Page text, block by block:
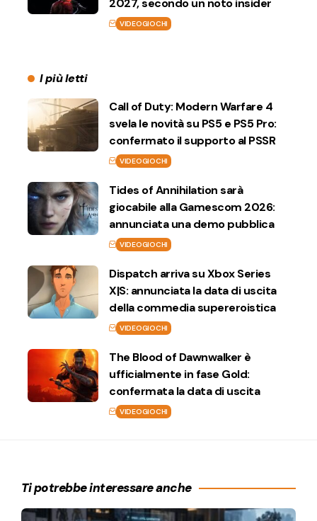
2027, secondo un noto insider
VIDEOGIOCHI
I più letti
Call of Duty: Modern Warfare 4
svela le novità su PS5 e PS5 Pro:
confermato il supporto al PSSR
VIDEOGIOCHI
Tides of Annihilation sarà
giocabile alla Gamescom 2026:
annunciata una demo pubblica
VIDEOGIOCHI
Dispatch arriva su Xbox Series
X|S: annunciata la data di uscita
della commedia supereroistica
VIDEOGIOCHI
The Blood of Dawnwalker è
ufficialmente in fase Gold:
confermata la data di uscita
VIDEOGIOCHI
Ti potrebbe interessare anche